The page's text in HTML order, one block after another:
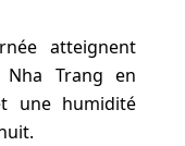
atteignent
Trang en
une humidité